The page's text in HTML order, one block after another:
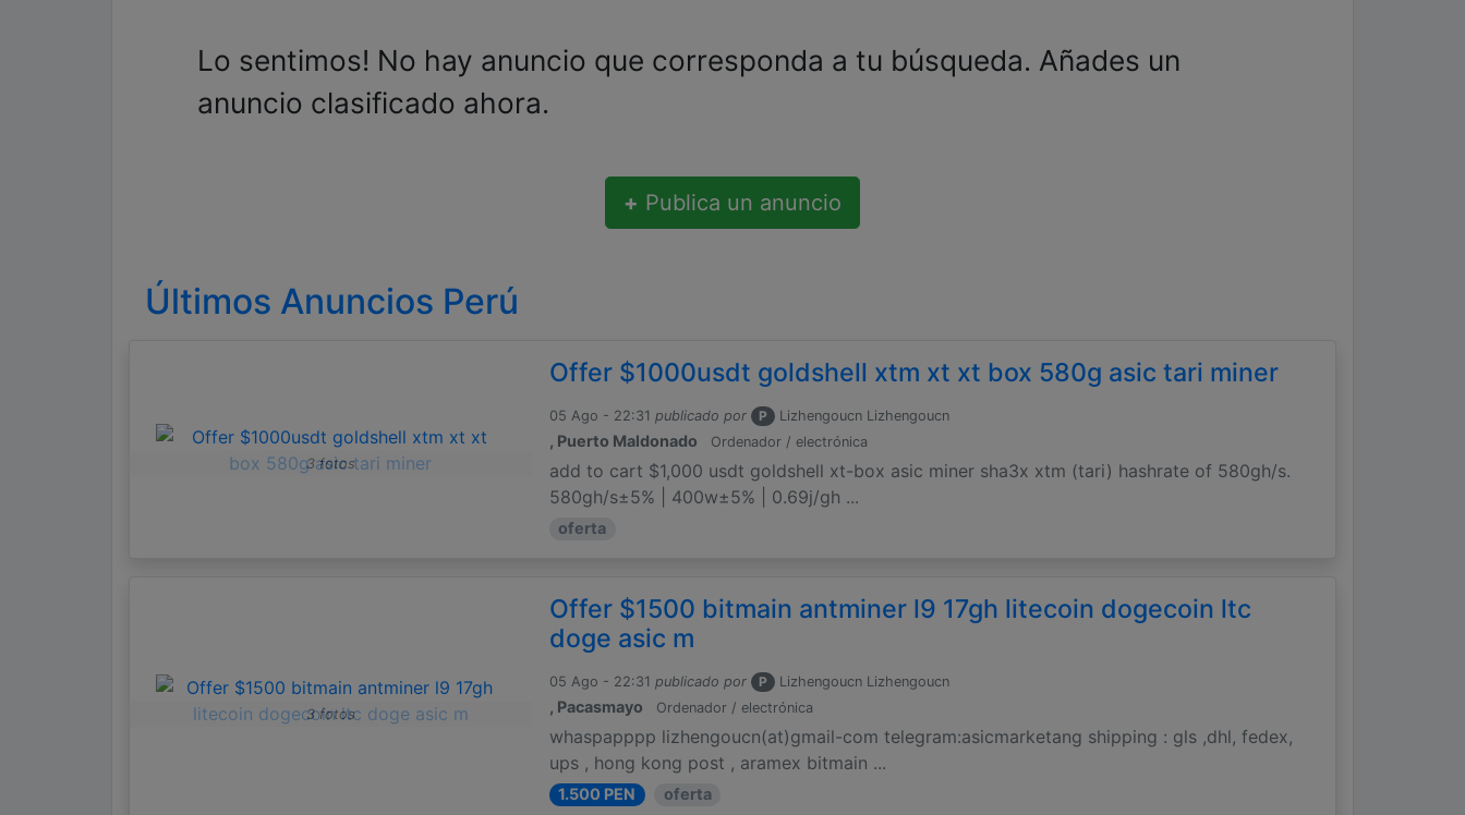
Lo sentimos! No hay anuncio que corresponda a tu búsqueda. Añades un
anuncio clasificado ahora.
+ Publica un anuncio
Últimos Anuncios Perú
3 fotos
Offer $1000usdt goldshell xtm xt xt box 580g asic tari miner
05 Ago - 22:31 publicado por P Lizhengoucn Lizhengoucn
, Puerto Maldonado Ordenador / electrónica
add to cart $1,000 usdt goldshell xt-box asic miner sha3x xtm (tari) hashrate of 580gh/s.
580gh/s±5% | 400w±5% | 0.69j/gh ...
oferta
3 fotos
Offer $1500 bitmain antminer l9 17gh litecoin dogecoin ltc
doge asic m
05 Ago - 22:31 publicado por P Lizhengoucn Lizhengoucn
, Pacasmayo Ordenador / electrónica
whaspapppp lizhengoucn(at)gmail-com telegram:asicmarketang shipping : gls ,dhl, fedex,
ups , hong kong post , aramex bitmain ...
1.500 PEN oferta